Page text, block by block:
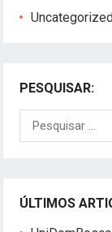
PESQUISAR:
por:
ÚLTIMOS